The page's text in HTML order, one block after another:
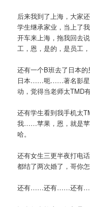
后来我到了上海，大家
学生继承家业，当上了
开车来上海，拖我回
工，恩，是的，是员工
还有一个B班去了日本
日本……呃……著名影星
动，觉得当老师太TMD
还有学生看到我手机太
我……苹果，恩，就是苹
哈。
还有女生三更半夜打电
都结了两次婚了，哥你
还有……还有……还有